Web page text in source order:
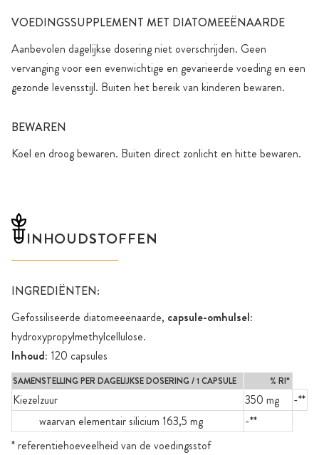
VOEDINGSSUPPLEMENT MET DIATOMEEËNAARDE
Aanbevolen dagelijkse dosering niet overschrijden. Geen
vervanging voor een evenwichtige en gevarieerde voeding en een
gezonde levensstijl. Buiten het bereik van kinderen bewaren.
BEWAREN
Koel en droog bewaren. Buiten direct zonlicht en hitte bewaren.
INHOUDSTOFFEN
INGREDIËNTEN:
Gefossiliseerde diatomeeënaarde, capsule-omhulsel:
hydroxypropylmethylcellulose.
Inhoud: 120 capsules
SAMENSTELLING PER DAGELIJKSE DOSERING / 1 CAPSULE % RI*
Kiezelzuur 350 mg
-**
waarvan elementair silicium 163,5 mg
-**
* referentiehoeveelheid van de voedingsstof